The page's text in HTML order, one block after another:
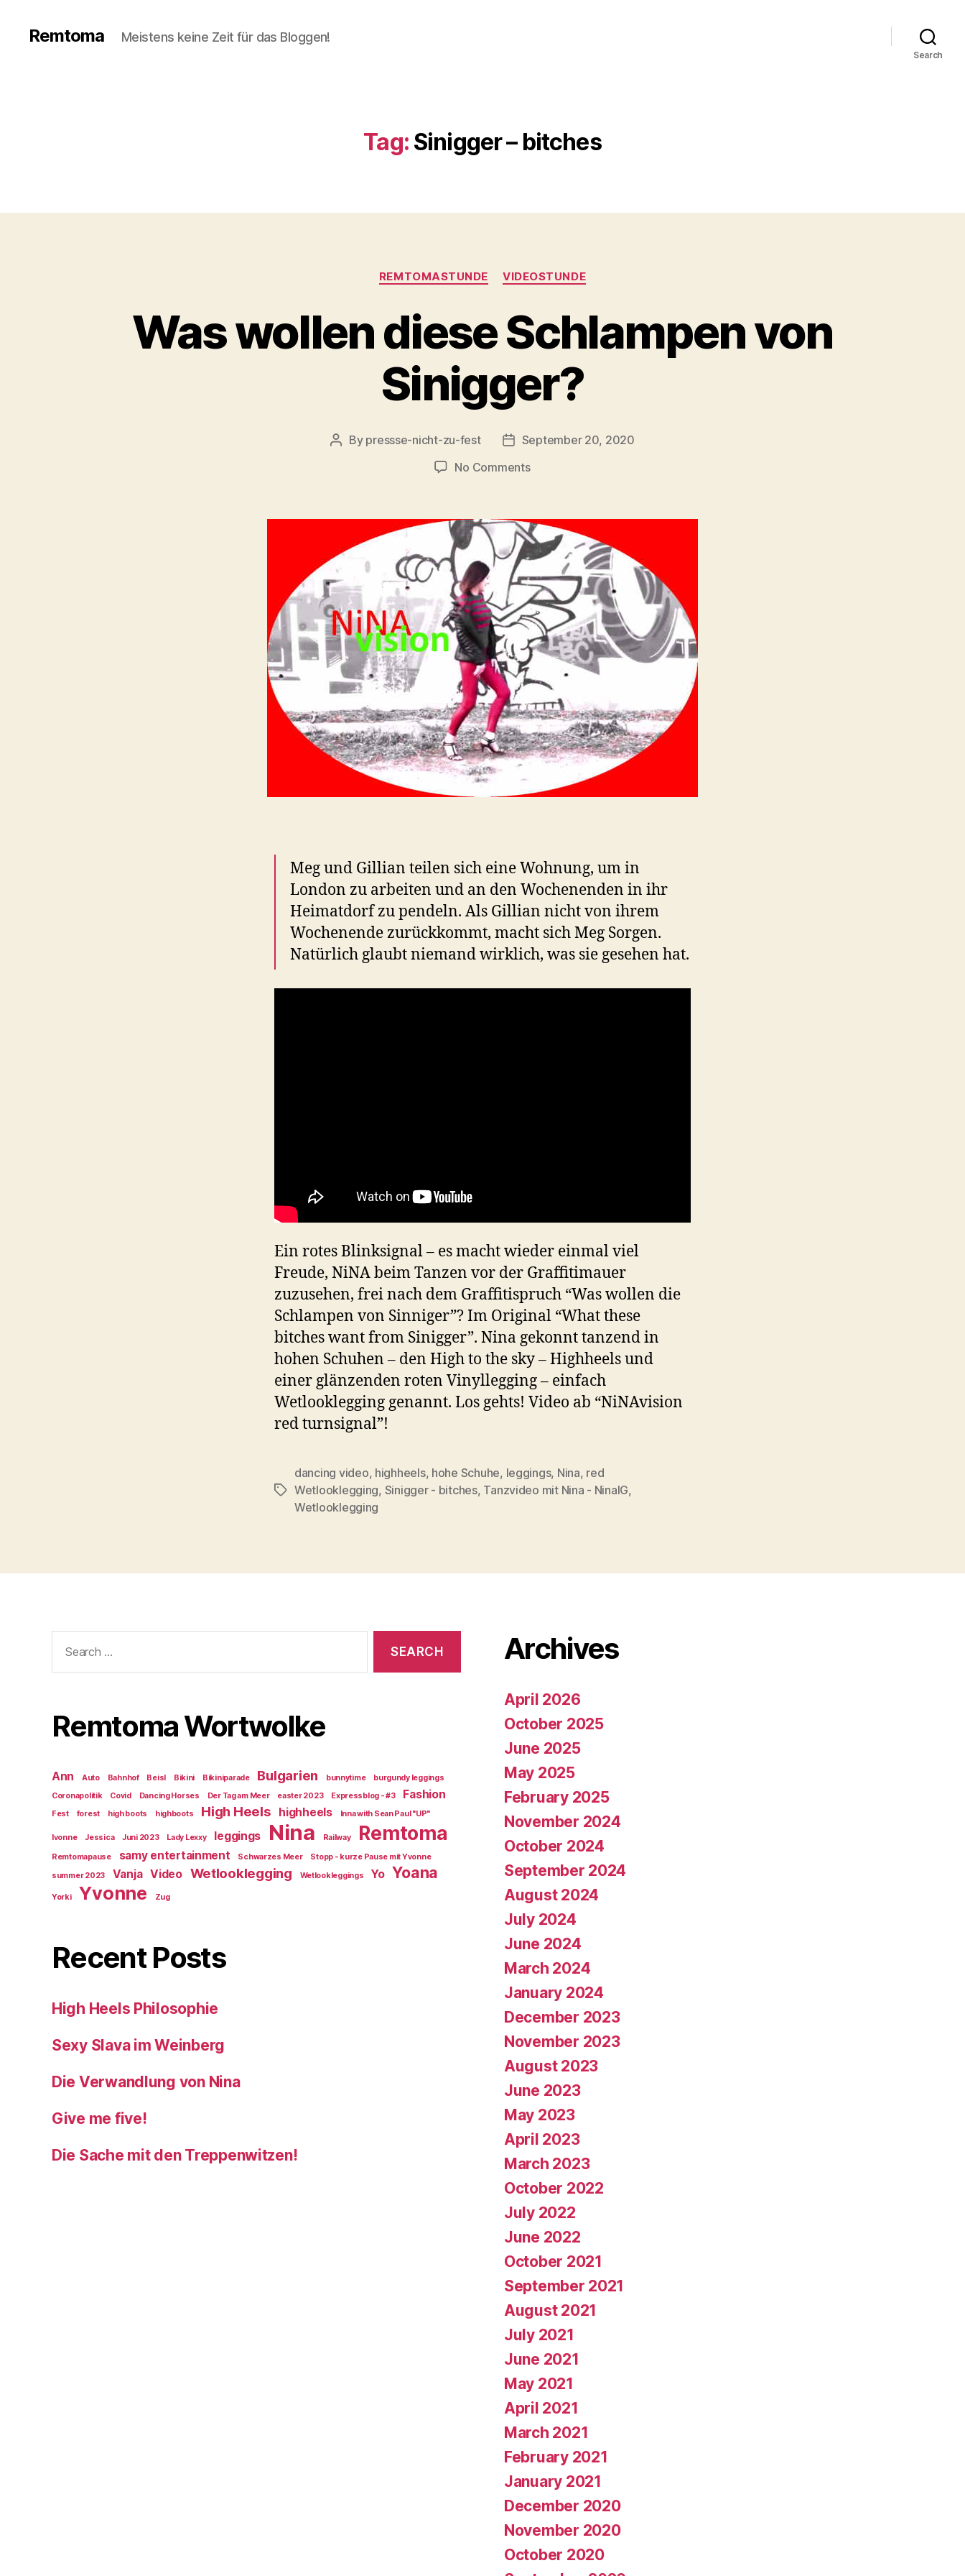
Remtoma Meistens keine Zeit für das Bloggen!
Search
Tag: Sinigger – bitches
Categories
REMTOMASTUNDE VIDEOSTUNDE
Was wollen diese Schlampen von
Sinigger?
Post
By pressse-nicht-zu-fest
PostSeptember 20, 2020
No Commentson
diese
Schlampen
von
Sinigger?
Meg und Gillian teilen sich eine Wohnung, um in
London zu arbeiten und an den Wochenenden in ihr
Heimatdorf zu pendeln. Als Gillian nicht von ihrem
Wochenende zurückkommt, macht sich Meg Sorgen.
Natürlich glaubt niemand wirklich, was sie gesehen hat.
Ein rotes Blinksignal – es macht wieder einmal viel
Freude, NiNA beim Tanzen vor der Graffitimauer
zuzusehen, frei nach dem Graffitispruch “Was wollen die
Schlampen von Sinniger”? Im Original “What these
bitches want from Sinigger”. Nina gekonnt tanzend in
hohen Schuhen – den High to the sky – Highheels und
einer glänzenden roten Vinyllegging – einfach
Wetlooklegging genannt. Los gehts! Video ab “NiNAvision
red turnsignal”!
Tags
dancing video, highheels, hohe Schuhe, leggings, Nina, red
Wetlooklegging, Sinigger - bitches, Tanzvideo mit Nina - NinaIG,
Wetlooklegging
for:
Remtoma Wortwolke
Ann Auto Bahnhof Beisl Bikini Bikiniparade Bulgarien bunnytime
burgundy leggings
Coronapolitik
Covid Dancing Horses Der Tag am Meer easter 2023 Expressblog - #3 Fashion
Fest forest high boots highboots High Heels highheels Inna with Sean Paul "UP"
Ivonne Jessica Juni 2023 Lady Lexxy leggings Nina Railway Remtoma
Remtomapause samy entertainment Schwarzes Meer
Stopp - kurze Pause mit Yvonne
summer 2023
Vanja Video Wetlooklegging Wetlookleggings Yo Yoana
Yorki Yvonne Zug
Recent Posts
High Heels Philosophie
Sexy Slava im Weinberg
Die Verwandlung von Nina
Give me five!
Die Sache mit den Treppenwitzen!
Archives
April 2026
October 2025
June 2025
May 2025
February 2025
November 2024
October 2024
September 2024
August 2024
July 2024
June 2024
March 2024
January 2024
December 2023
November 2023
August 2023
June 2023
May 2023
April 2023
March 2023
October 2022
July 2022
June 2022
October 2021
September 2021
August 2021
July 2021
June 2021
May 2021
April 2021
March 2021
February 2021
January 2021
December 2020
November 2020
October 2020